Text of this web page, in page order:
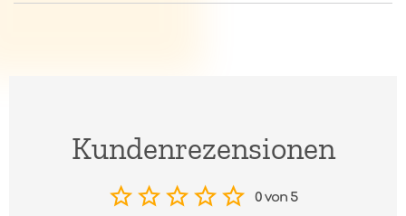
Kundenrezensionen
0 von 5